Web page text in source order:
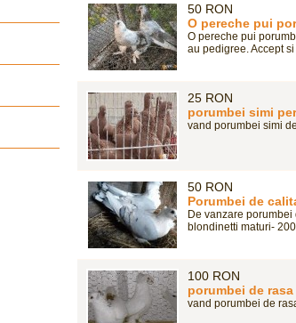
50 RON
O pereche pui
O pereche pui
au pedigree. Accept si
25 RON
porumbei simi
vand porumbei simi
50 RON
Porumbei de
De vanzare porumbei
blondinetti maturi-
100 RON
porumbei de
vand porumbei de